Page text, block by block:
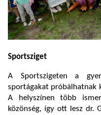
Sportsziget
A Sportszigeten a
sportágakat próbálhatnak
A helyszínen több
közönség, így ott lesz dr.